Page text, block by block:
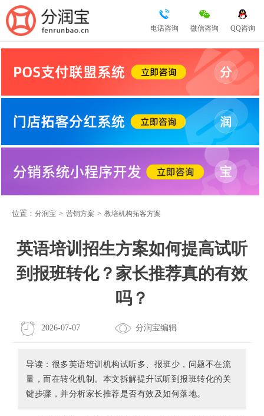
QQ咨询
微信咨询
电话咨询
位置： 分润宝 > 营销方案 > 教培机构拓客方案
英语培训招生方案如何提高试听
到报班转化？家长推荐真的有效
吗？
2026-07-07 分润宝编辑
导读：很多英语培训机构试听多、报班少，问题不在流
量，而在转化机制。本文拆解提升试听到报班转化的关
键步骤，并分析家长推荐是否有效及如何落地。